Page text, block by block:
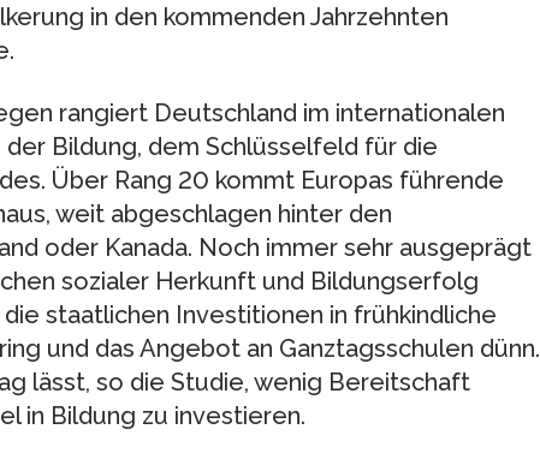
in den kommenden Jahrzehnten
rangiert Deutschland im internationalen
Bildung, dem Schlüsselfeld für die
Über Rang 20 kommt Europas führende
weit abgeschlagen hinter den
oder Kanada. Noch immer sehr ausgeprägt
sozialer Herkunft und Bildungserfolg
die staatlichen Investitionen in frühkindliche
und das Angebot an Ganztagsschulen dünn.
lässt, so die Studie, wenig Bereitschaft
in Bildung zu investieren.